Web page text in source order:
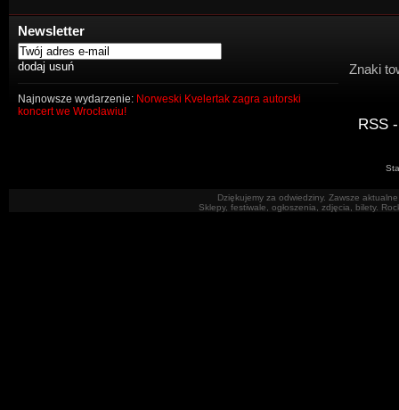
Newsletter
Najnowsze wydarzenie: Norweski Kvelertak zagra autorski
koncert we Wrocławiu!
Znaki
RSS
Dziękujemy za odwiedziny. Zawsze
Sklepy, festiwale, ogłoszenia, zdjęcia, bilety.